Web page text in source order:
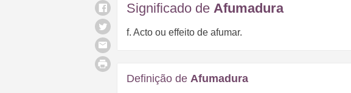
Significado de Afumadura
f. Acto ou effeito de afumar.
Definição de Afumadura